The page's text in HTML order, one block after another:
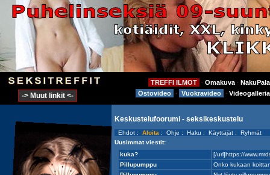
TREFFI ILMOT ⋅ Omakuva ⋅
Ostovideo
⋅ Vuokravideo ⋅ Videogalleria
-> Muut linkit <-
Keskustelufoorumi - seksikeskustelu
Ehdot : Aloita : Ohje : Haku : Käyttäjät : Ryhmät
Uusimmat viestit: